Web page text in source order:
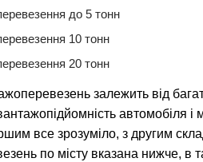
до 5 тонн
10 тонн
20 тонн
залежить від
автомобіля
все зрозуміло, з другим
по місту вказана нижче, в